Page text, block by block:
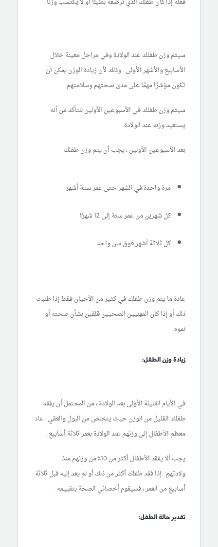
سيتم وزن طفلك عند الولادة وفي مراحل معينة خلال
الأسابيع والأشهر الأولى . وذلك لأن زيادة الوزن يمكن أن
تكون مؤشرًا مهمًا على مدى صحتهم وسلامتهم.
سيتم وزن طفلك في الأسبوعين الأولين للتأكد من أنه
يستعيد وزنه عند الولادة.
بعد الأسبوعين الأولين ، يجب أن يتم وزن طفلك:
مرة واحدة في الشهر حتى عمر ستة أشهر
كل شهرين من عمر ستة إلى 12 شهرًا
كل ثلاثة أشهر فوق سن واحد.
عادة ما يتم وزن طفلك في كثير من الأحيان فقط إذا طلبت
ذلك أو إذا كان المهنيين الصحيين قلقين بشأن صحته أو
نموه.
زيادة وزن الطفل:
في الأيام القليلة الأولى بعد الولادة ، من المحتمل أن يفقد
طفلك القليل من الوزن حيث يتخلص من البول والعقي . عاد
معظم الأطفال إلى وزنهم عند الولادة بعمر ثلاثة أسابيع .
يجب ألا يفقد الأطفال أكثر من 10٪ من وزنهم منذ
ولادتهم . إذا فقد طفلك أكثر من ذلك أو لم يعد إليه قبل ثلاثة
أسابيع من العمر ، فسيقوم أخصائي الصحة بتقييمه .
تقدير حالة الطفل: